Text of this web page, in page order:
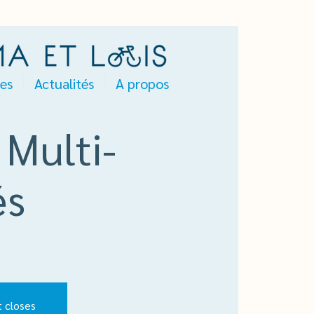
Actualités A propos
Multi-
closes